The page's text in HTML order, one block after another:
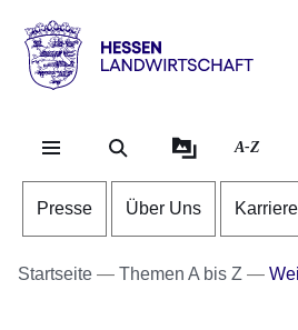
Hessen
Landwirtschaft
A-Z
Presse Über Uns Karriere
Startseite Themen A bis Z